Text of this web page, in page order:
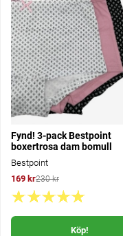
Fynd! 3-pack Bestpoint
boxertrosa dam bomull
Bestpoint
169 kr230 kr
Köp!